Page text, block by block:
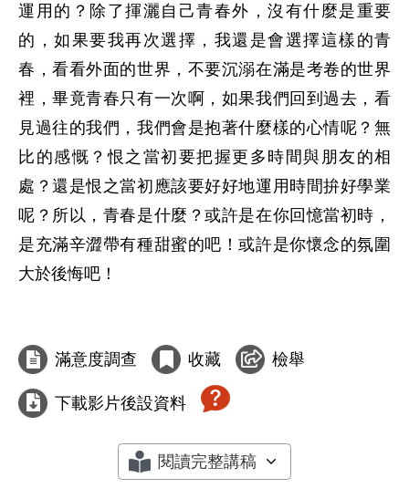
運用的？除了揮灑自己青春外，沒有什麼是重要
的，如果要我再次選擇，我還是會選擇這樣的青
春，看看外面的世界，不要沉溺在滿是考卷的世界
裡，畢竟青春只有一次啊，如果我們回到過去，看
見過往的我們，我們會是抱著什麼樣的心情呢？無
比的感慨？恨之當初要把握更多時間與朋友的相
處？還是恨之當初應該要好好地運用時間拚好學業
呢？所以，青春是什麼？或許是在你回憶當初時，
是充滿辛澀帶有種甜蜜的吧！或許是你懷念的氛圍
大於後悔吧！
滿意度調查 收藏 檢舉
下載影片後設資料
閱讀完整講稿